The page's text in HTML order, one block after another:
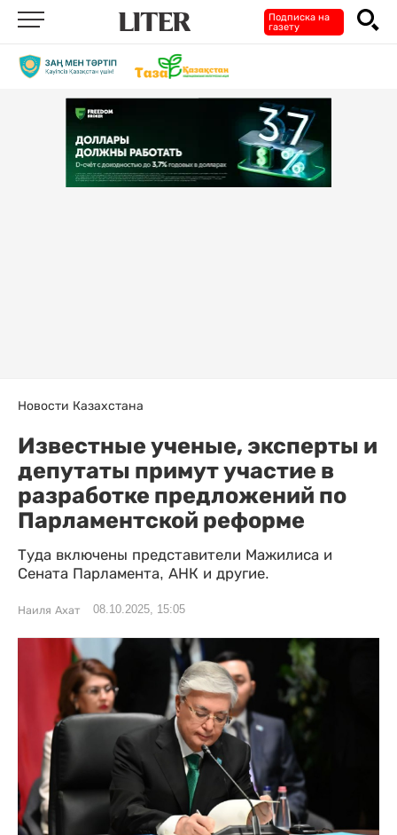
Подписка на
газету
Новости Казахстана
Известные ученые, эксперты и
депутаты примут участие в
разработке предложений по
Парламентской реформе
Туда включены представители Мажилиса и
Сената Парламента, АНК и другие.
Наиля Ахат 08.10.2025, 15:05